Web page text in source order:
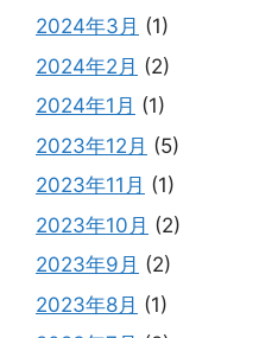
2024年3月 (1)
2024年2月 (2)
2024年1月 (1)
2023年12月 (5)
2023年11月 (1)
2023年10月 (2)
2023年9月 (2)
2023年8月 (1)